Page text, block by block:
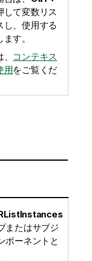
して変数リス
し、使用する
す。
コンテキス
用をご覧くだ
またはサブジ
ポーネントと